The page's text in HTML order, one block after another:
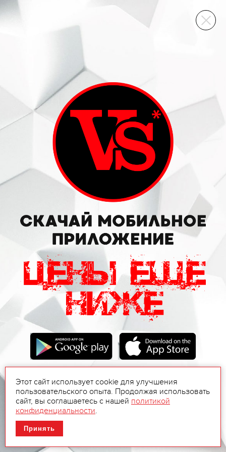
ВИННЫЙ СКЛАД
Этот сайт использует cookie для улучшения
пользовательского опыта. Продолжая использовать
сайт, вы соглашаетесь с нашей политикой
конфиденциальности.
Принять